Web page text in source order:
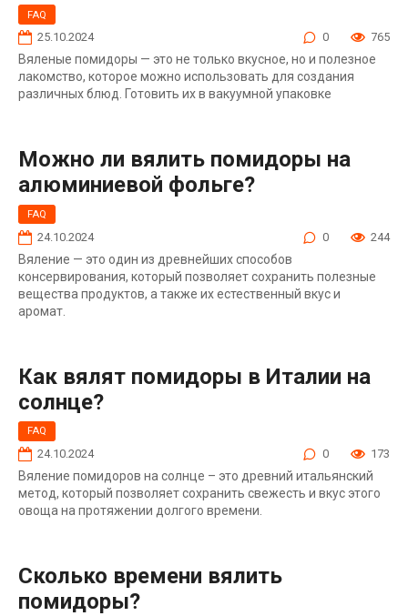
FAQ
25.10.2024 0 765
Вяленые помидоры — это не только вкусное, но и полезное
лакомство, которое можно использовать для создания
различных блюд. Готовить их в вакуумной упаковке
Можно ли вялить помидоры на
алюминиевой фольге?
FAQ
24.10.2024 0 244
Вяление — это один из древнейших способов
консервирования, который позволяет сохранить полезные
вещества продуктов, а также их естественный вкус и
аромат.
Как вялят помидоры в Италии на
солнце?
FAQ
24.10.2024 0 173
Вяление помидоров на солнце – это древний итальянский
метод, который позволяет сохранить свежесть и вкус этого
овоща на протяжении долгого времени.
Сколько времени вялить
помидоры?